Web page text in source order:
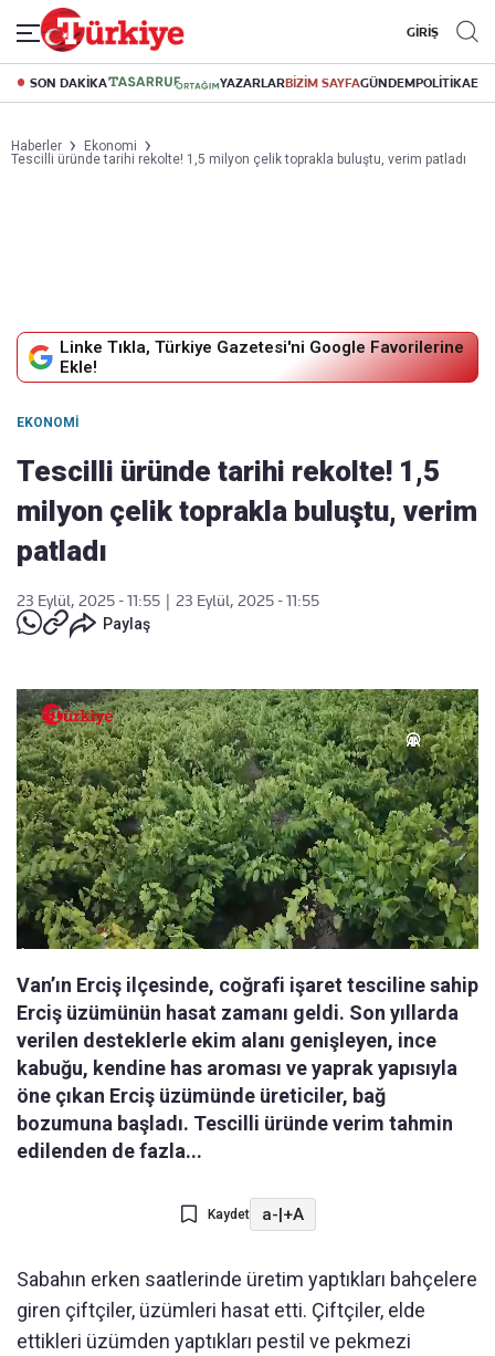
GİRİŞ
SON DAKİKA YAZARLARBİZİM SAYFAGÜNDEMPOLİTİKA
Haberler
Ekonomi
Tescilli üründe tarihi rekolte! 1,5 milyon çelik toprakla buluştu, verim patladı
Linke Tıkla, Türkiye Gazetesi'ni Google Favorilerine
Ekle!
EKONOMI
Tescilli üründe tarihi rekolte! 1,5
milyon çelik toprakla buluştu, verim
patladı
23 Eylül, 2025 - 11:55
23 Eylül, 2025 - 11:55
Paylaş
Van’ın Erciş ilçesinde, coğrafi işaret tesciline sahip
Erciş üzümünün hasat zamanı geldi. Son yıllarda
verilen desteklerle ekim alanı genişleyen, ince
kabuğu, kendine has aroması ve yaprak yapısıyla
öne çıkan Erciş üzümünde üreticiler, bağ
bozumuna başladı. Tescilli üründe verim tahmin
edilenden de fazla...
Kaydet a-|+A
Sabahın erken saatlerinde üretim yaptıkları bahçelere
giren çiftçiler, üzümleri hasat etti. Çiftçiler, elde
ettikleri üzümden yaptıkları pestil ve pekmezi